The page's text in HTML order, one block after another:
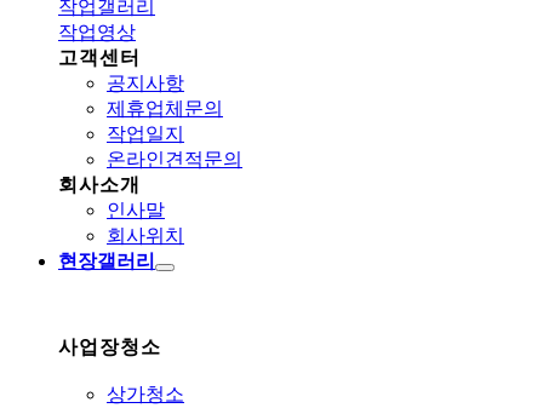
작업갤러리
작업영상
고객센터
공지사항
제휴업체문의
작업일지
온라인견적문의
회사소개
인사말
회사위치
현장갤러리
사업장청소
상가청소